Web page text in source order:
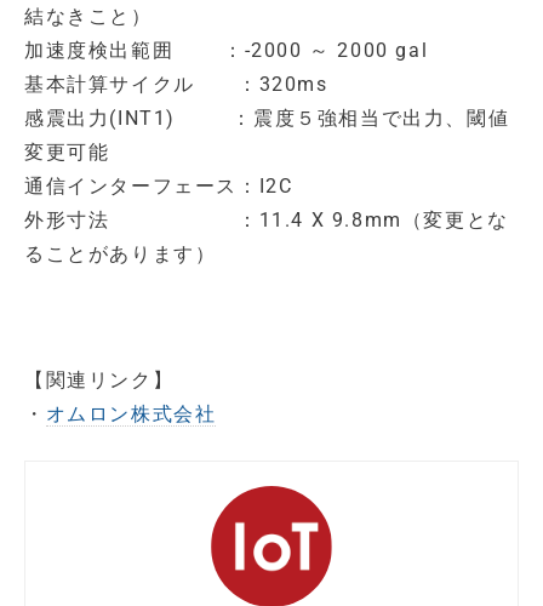
結なきこと）
加速度検出範囲 ：-2000 ～ 2000 gal
基本計算サイクル ：320ms
感震出力(INT1) ：震度５強相当で出力、閾値
変更可能
通信インターフェース：I2C
外形寸法 ：11.4 X 9.8mm（変更とな
ることがあります）
【関連リンク】
・ オムロン株式会社